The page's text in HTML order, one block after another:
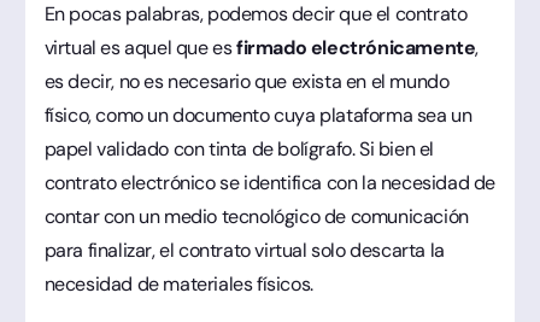
En pocas palabras, podemos decir que el contrato
virtual es aquel que esfirmado electrónicamente,
es decir, no es necesario que exista en el mundo
físico, como un documento cuya plataforma sea un
papel validado con tinta de bolígrafo. Si bien el
contrato electrónico se identifica con la necesidad de
contar con un medio tecnológico de comunicación
para finalizar, el contrato virtual solo descarta la
necesidad de materiales físicos.